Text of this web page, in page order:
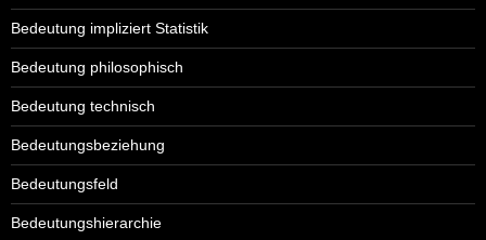
Bedeutung impliziert Statistik
Bedeutung philosophisch
Bedeutung technisch
Bedeutungsbeziehung
Bedeutungsfeld
Bedeutungshierarchie